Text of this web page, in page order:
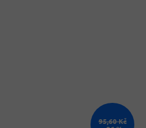
95,60 Kč